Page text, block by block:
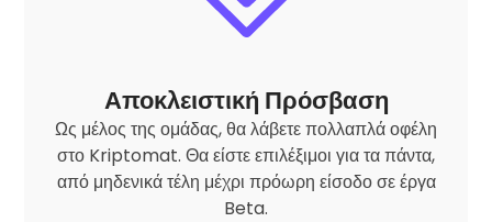
Αποκλειστική Πρόσβαση
Ως μέλος της ομάδας, θα λάβετε πολλαπλά οφέλη
στο Kriptomat. Θα είστε επιλέξιμοι για τα πάντα,
από μηδενικά τέλη μέχρι πρόωρη είσοδο σε έργα
Beta.